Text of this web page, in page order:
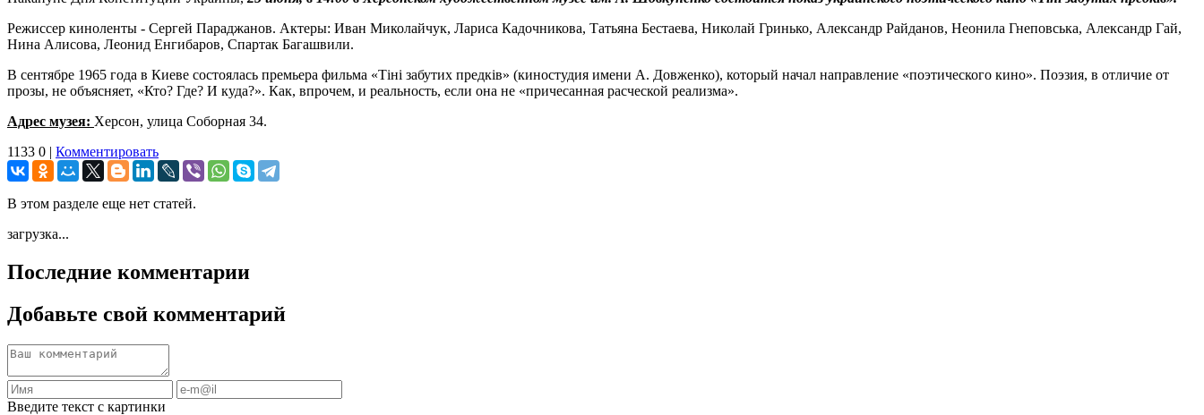
Режиссер киноленты - Сергей Параджанов. Актеры: Иван Миколайчук, Лариса Кадочникова, Татьяна Бестаева, Николай Гринько, Александр Райданов, Неонила Гнеповська, Александр Гай,
Нина Алисова, Леонид Енгибаров, Спартак Багашвили.
В сентябре 1965 года в Киеве состоялась премьера фильма «Тіні забутих предків» (киностудия имени А. Довженко), который начал направление «поэтического кино». Поэзия, в отличие от
прозы, не объясняет, «Кто? Где? И куда?». Как, впрочем, и реальность, если она не «причесанная расческой реализма».
Адрес музея: Херсон, улица Соборная 34.
1133 0 | Комментировать
В этом разделе еще нет статей.
загрузка...
Последние комментарии
Добавьте свой комментарий
Введите текст с картинки